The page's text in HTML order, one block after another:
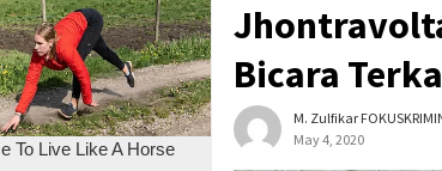
Bicara
M. Zulfikar
May 4, 2020